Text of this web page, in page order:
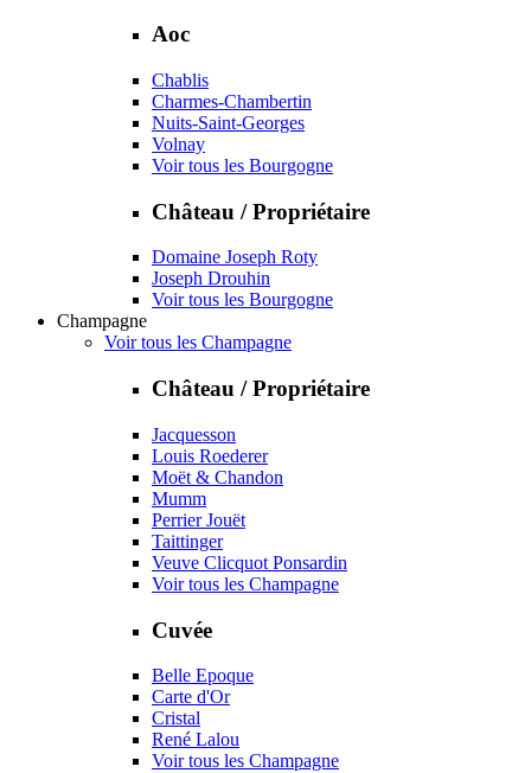
Aoc
Chablis
Charmes-Chambertin
Nuits-Saint-Georges
Volnay
Voir tous les Bourgogne
Château / Propriétaire
Domaine Joseph Roty
Joseph Drouhin
Voir tous les Bourgogne
Champagne
Voir tous les Champagne
Château / Propriétaire
Jacquesson
Louis Roederer
Moët & Chandon
Mumm
Perrier Jouët
Taittinger
Veuve Clicquot Ponsardin
Voir tous les Champagne
Cuvée
Belle Epoque
Carte d'Or
Cristal
René Lalou
Voir tous les Champagne